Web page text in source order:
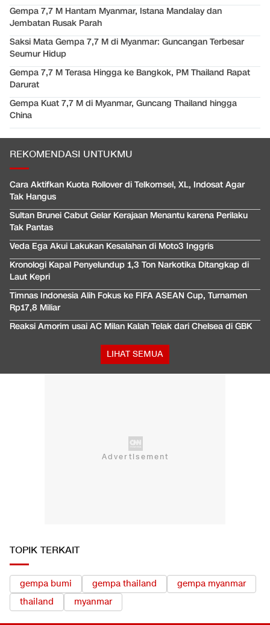
Gempa 7,7 M Hantam Myanmar, Istana Mandalay dan
Jembatan Rusak Parah
Saksi Mata Gempa 7,7 M di Myanmar: Guncangan Terbesar
Seumur Hidup
Gempa 7,7 M Terasa Hingga ke Bangkok, PM Thailand Rapat
Darurat
Gempa Kuat 7,7 M di Myanmar, Guncang Thailand hingga
China
REKOMENDASI UNTUKMU
Cara Aktifkan Kuota Rollover di Telkomsel, XL, Indosat Agar
Tak Hangus
Sultan Brunei Cabut Gelar Kerajaan Menantu karena Perilaku
Tak Pantas
Veda Ega Akui Lakukan Kesalahan di Moto3 Inggris
Kronologi Kapal Penyelundup 1,3 Ton Narkotika Ditangkap di
Laut Kepri
Timnas Indonesia Alih Fokus ke FIFA ASEAN Cup, Turnamen
Rp17,8 Miliar
Reaksi Amorim usai AC Milan Kalah Telak dari Chelsea di GBK
LIHAT SEMUA
TOPIK TERKAIT
gempa bumi gempa thailand
gempa myanmar
thailand
myanmar